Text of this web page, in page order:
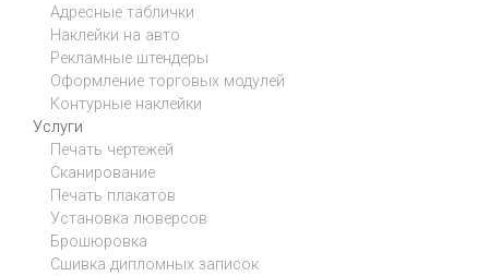
Адресные таблички
Наклейки на авто
Рекламные штендеры
Оформление торговых модулей
Контурные наклейки
Услуги
Печать чертежей
Сканирование
Печать плакатов
Установка люверсов
Брошюровка
Сшивка дипломных записок